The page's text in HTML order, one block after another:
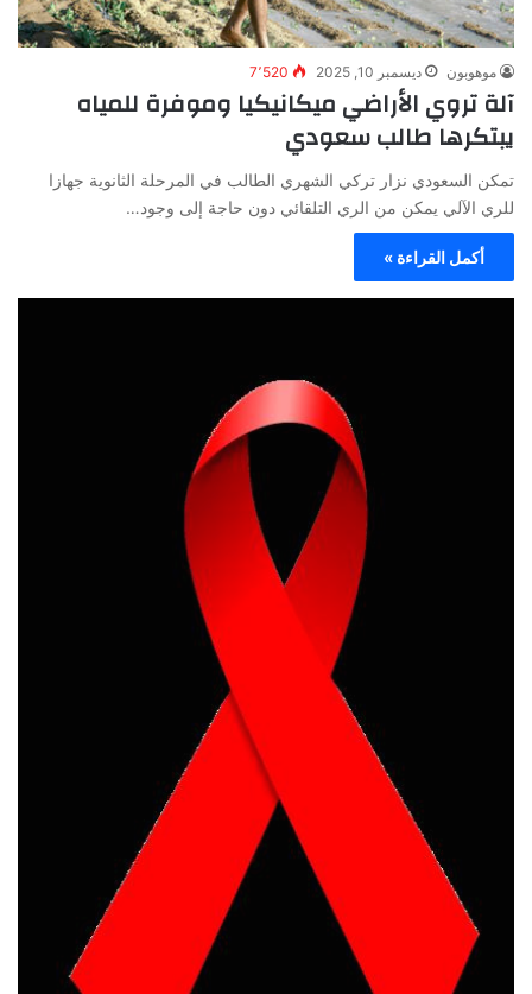
موهوبون ديسمبر 10, 2025 7٬520
آلة تروي الأراضي ميكانيكيا وموفرة للمياه
يبتكرها طالب سعودي
تمكن السعودي نزار تركي الشهري الطالب في المرحلة الثانوية جهازا
للري الآلي يمكن من الري التلقائي دون حاجة إلى وجود…
أكمل القراءة »